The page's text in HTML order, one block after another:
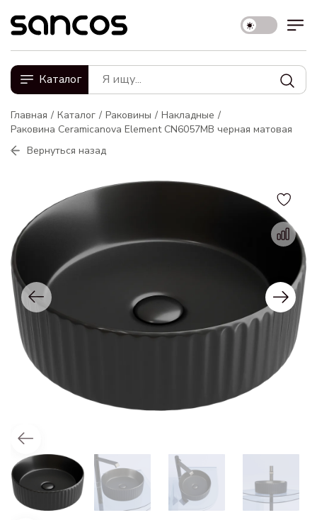
Каталог
Главная Каталог Раковины
Накладные
Раковина Ceramicanova Element CN6057MB черная матовая
Вернуться назад